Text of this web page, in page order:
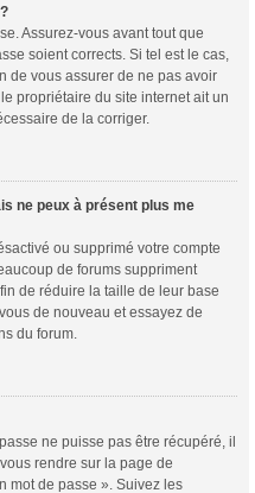
Assurez-vous avant tout que
soient corrects. Si tel est le cas,
de vous assurer de ne pas avoir
propriétaire du site internet ait un
de la corriger.
ne peux à présent plus me
ou supprimé votre compte
de forums suppriment
de réduire la taille de leur base
de nouveau et essayez de
du forum.
ne puisse pas être récupéré, il
rendre sur la page de
mot de passe ». Suivez les